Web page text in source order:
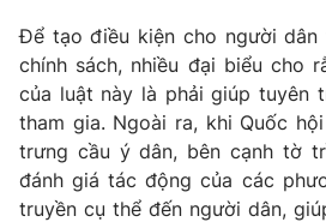
Giải sao mai
Sao
Làm đẹp
Chất lượng cuộc sống
Giáo dục
Tuyển sinh
Học trực tuyến
Công nghệ
Hitech Công nghệ tương lai
Sản phẩm
Giao lưu trực tuyến
Để tạo điều kiện cho người dân
chính sách, nhiều đại biểu cho
của luật này là phải giúp tuyên
tham gia. Ngoài ra, khi Quốc
trưng cầu ý dân, bên cạnh tờ
đánh giá tác động của các
truyền cụ thể đến người dân,